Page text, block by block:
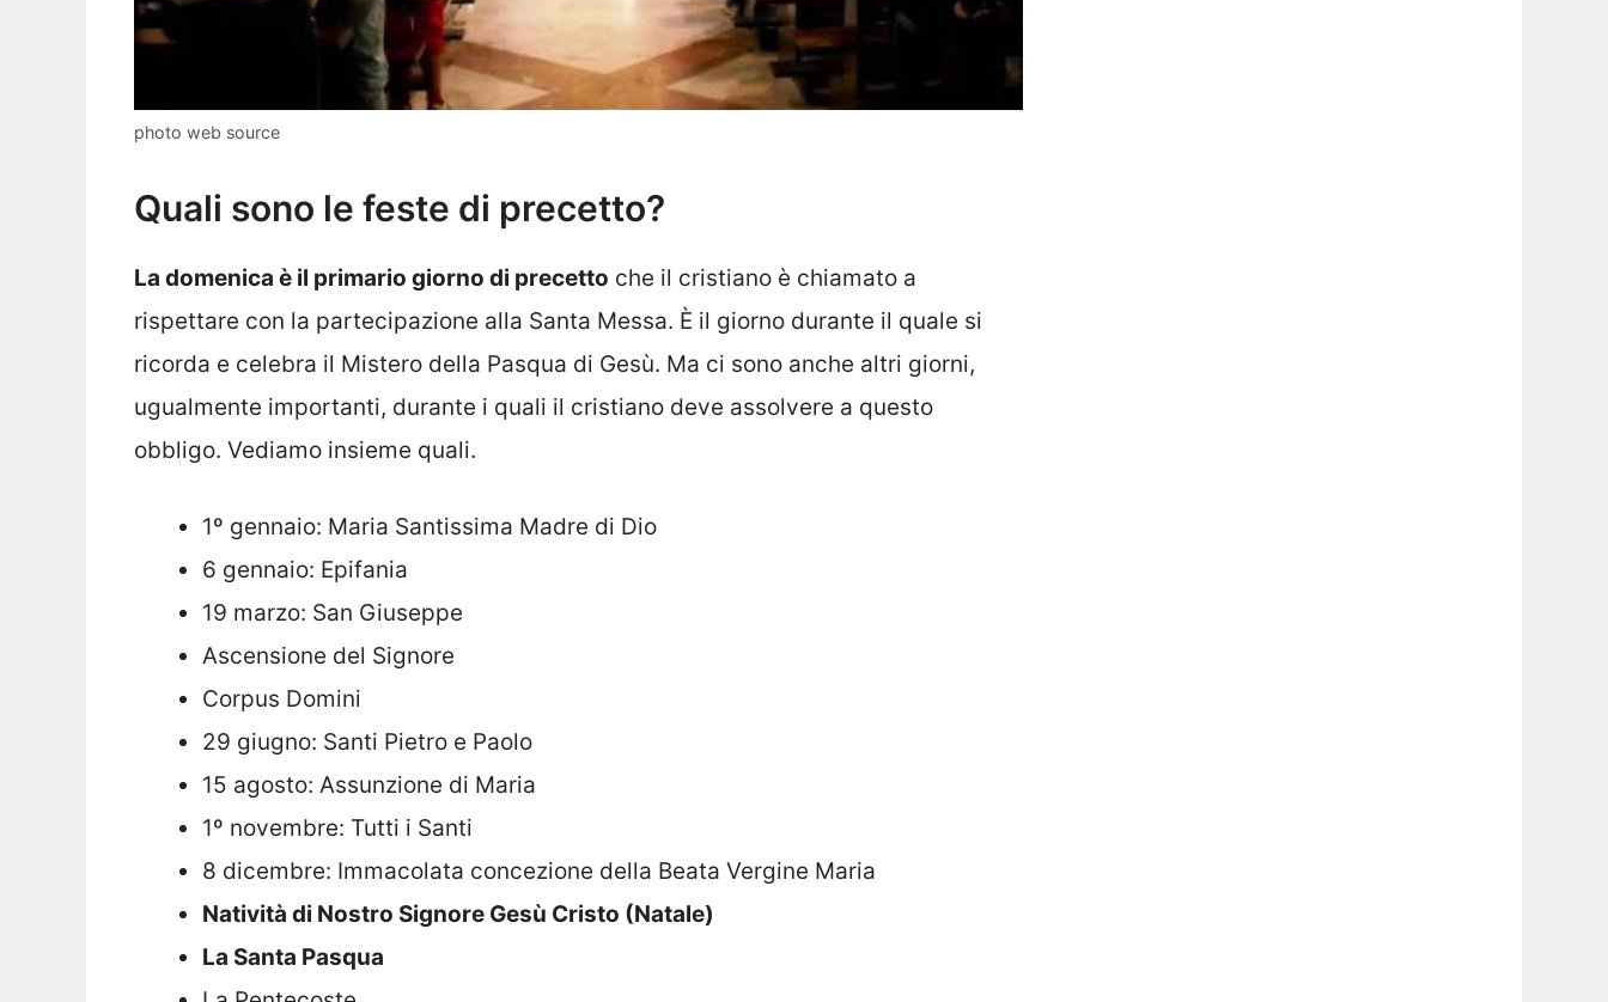
photo web source
Quali sono le feste di precetto?
La domenica è il primario giorno di precetto che il cristiano è chiamato a
rispettare con la partecipazione alla Santa Messa. È il giorno durante il quale si
ricorda e celebra il Mistero della Pasqua di Gesù. Ma ci sono anche altri giorni,
ugualmente importanti, durante i quali il cristiano deve assolvere a questo
obbligo. Vediamo insieme quali.
1º gennaio: Maria Santissima Madre di Dio
6 gennaio: Epifania
19 marzo: San Giuseppe
Ascensione del Signore
Corpus Domini
29 giugno: Santi Pietro e Paolo
15 agosto: Assunzione di Maria
1º novembre: Tutti i Santi
8 dicembre: Immacolata concezione della Beata Vergine Maria
Natività di Nostro Signore Gesù Cristo (Natale)
La Santa Pasqua